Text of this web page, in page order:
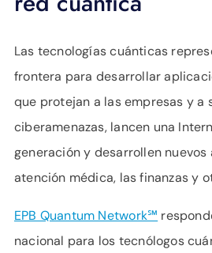
Las tecnologías cuánticas
frontera para desarrollar
que protejan a las empresas y a
ciberamenazas, lancen una
generación y desarrollen nuevos
atención médica, las finanzas y
EPB Quantum Network℠
nacional para los tecnólogos